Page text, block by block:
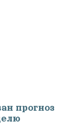
прогноз